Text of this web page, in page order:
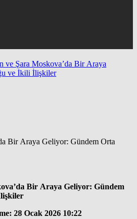
ve Şara Moskova’da Bir Araya
ve İkili İlişkiler
Bir Araya Geliyor: Gündem
28 Ocak 2026 10:22